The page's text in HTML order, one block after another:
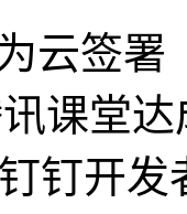
云签
课堂
钉开